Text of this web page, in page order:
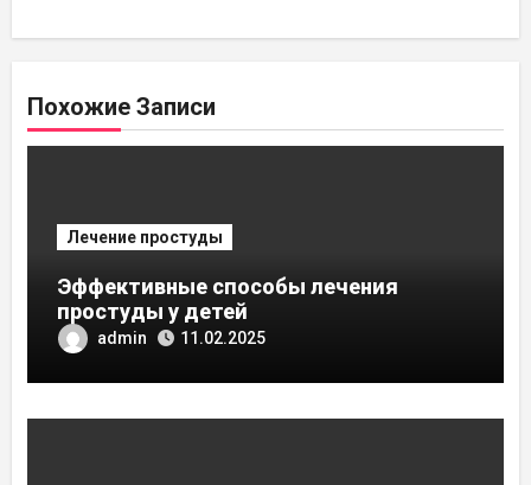
Похожие Записи
Лечение простуды
Эффективные способы лечения
простуды у детей
admin 11.02.2025